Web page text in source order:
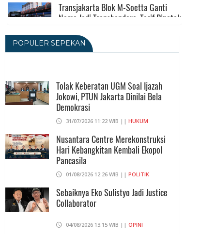
Transjakarta Blok M-Soetta Ganti
Nama Jadi Transbandara, Tarif Dipatok
05/08/2026 15:05 WIB ||
7,22 Juta Orang
05/08/2026 13:45 WIB ||TENAGA KERJA
Kuartal II-2026, Ekonomi RI Tumbuh
5,29 Persen, Sektor Pertambangan
Alami Kontraksi
05/08/2026 13:16 WIB ||MAKRO/MIKRO
POPULER SEPEKAN
Tolak Keberatan UGM Soal Ijazah
Jokowi, PTUN Jakarta Dinilai Bela
Demokrasi
31/07/2026 11:22 WIB || HUKUM
Nusantara Centre Merekonstruksi
Hari Kebangkitan Kembali Ekopol
Pancasila
01/08/2026 12:26 WIB || POLITIK
Sebaiknya Eko Sulistyo Jadi Justice
Collaborator
04/08/2026 13:15 WIB || OPINI